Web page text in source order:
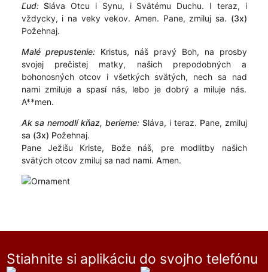
Ľud:Sláva Otcu i Synu, i Svätému Duchu. I teraz, i
vždycky, i na veky vekov. Amen. Pane, zmiluj sa. (3x)
Požehnaj.
Malé prepustenie: Kristus, náš pravý Boh, na prosby
svojej prečistej matky, našich prepodobných a
bohonosných otcov i všetkých svätých, nech sa nad
nami zmiluje a spasí nás, lebo je dobrý a miluje nás.
A**men.
Ak sa nemodlí kňaz, berieme: Sláva, i teraz. Pane, zmiluj
sa (3x) Požehnaj.
Pane Ježišu Kriste, Bože náš, pre modlitby našich
svätých otcov zmiluj sa nad nami. Amen.
Stiahnite si aplikáciu do svojho telefónu